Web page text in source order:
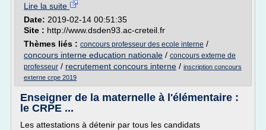
Lire la suite
Date: 2019-02-14 00:51:35
Site : http://www.dsden93.ac-creteil.fr
Thèmes liés : concours professeur des ecole interne /
concours interne education nationale / concours externe de
professeur / recrutement concours interne / inscription concours
externe crpe 2019
Enseigner de la maternelle à l'élémentaire :
le CRPE ...
Les attestations à détenir par tous les candidats